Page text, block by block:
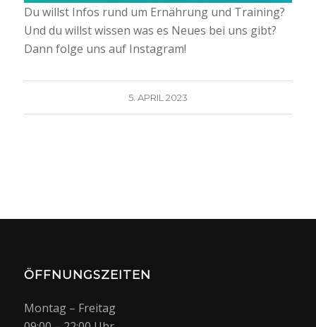
Du willst Infos rund um Ernährung und Training?
Und du willst wissen was es Neues bei uns gibt?
Dann folge uns auf Instagram!
5. APRIL 2023
ÖFFNUNGSZEITEN
Montag – Freitag